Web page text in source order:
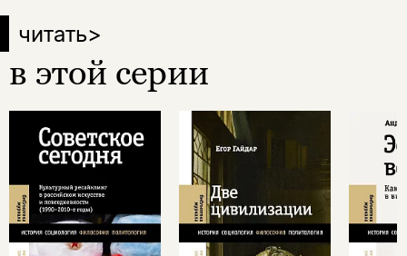
читать>
в этой серии